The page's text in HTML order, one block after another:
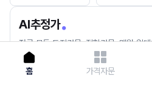
AI추정가
전국 모든 토지건물, 집합건물, 매월 업
세요.
홈 가격자문